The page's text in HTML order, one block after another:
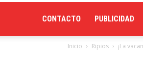
CONTACTO PUBLICIDAD
Inicio Ripios ¡La